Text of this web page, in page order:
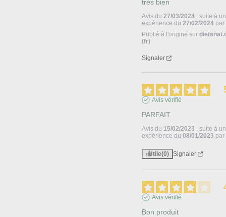
très bien
Avis du27/03/2024 , suite à
expérience du27/02/2024 par
Publié à l'origine sur
(fr)
Signaler
Avis vérifié
PARFAIT
Avis du 15/02/2023 , suite à
expérience du08/01/2023 par
Utile(0) Signaler
Avis vérifié
Bon produit